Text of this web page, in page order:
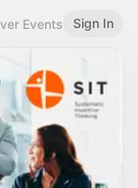
Events Sign In